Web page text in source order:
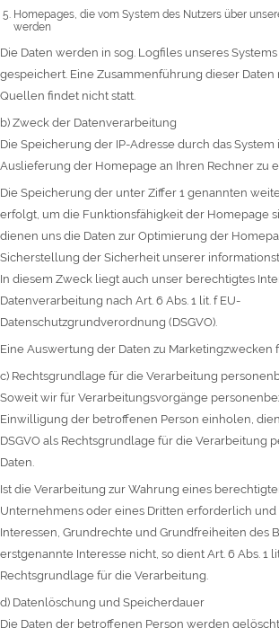
Homepages, die vom System des Nutzers über
werden
Die Daten werden in sog. Logfiles unseres
gespeichert. Eine Zusammenführung dieser Daten
Quellen findet nicht statt.
b) Zweck der Datenverarbeitung
Die Speicherung der IP-Adresse durch das
Auslieferung der Homepage an Ihren Rechner zu
Die Speicherung der unter Ziffer 1 genannten
erfolgt, um die Funktionsfähigkeit der Homepage
dienen uns die Daten zur Optimierung der
Sicherstellung der Sicherheit unserer
In diesem Zweck liegt auch unser berechtigtes
Datenverarbeitung nach Art. 6 Abs. 1 lit. f EU-
Datenschutzgrundverordnung (DSGVO).
Eine Auswertung der Daten zu Marketingzwecken
c) Rechtsgrundlage für die Verarbeitung
Soweit wir für Verarbeitungsvorgänge
Einwilligung der betroffenen Person einholen,
DSGVO als Rechtsgrundlage für die Verarbeitung
Daten.
Ist die Verarbeitung zur Wahrung eines
Unternehmens oder eines Dritten erforderlich
Interessen, Grundrechte und Grundfreiheiten des
erstgenannte Interesse nicht, so dient Art. 6 Abs. 1
Rechtsgrundlage für die Verarbeitung.
d) Datenlöschung und Speicherdauer
Die Daten der betroffenen Person werden